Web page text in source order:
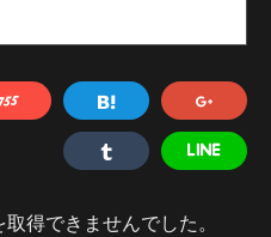
得できませんでした。